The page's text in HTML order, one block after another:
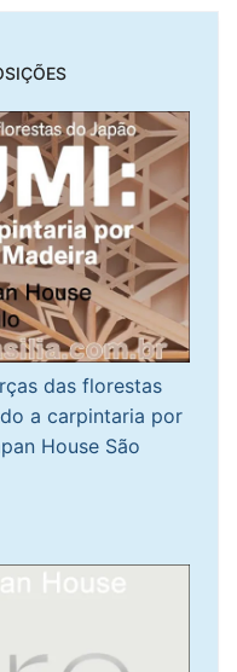
das florestas
a carpintaria por
House São